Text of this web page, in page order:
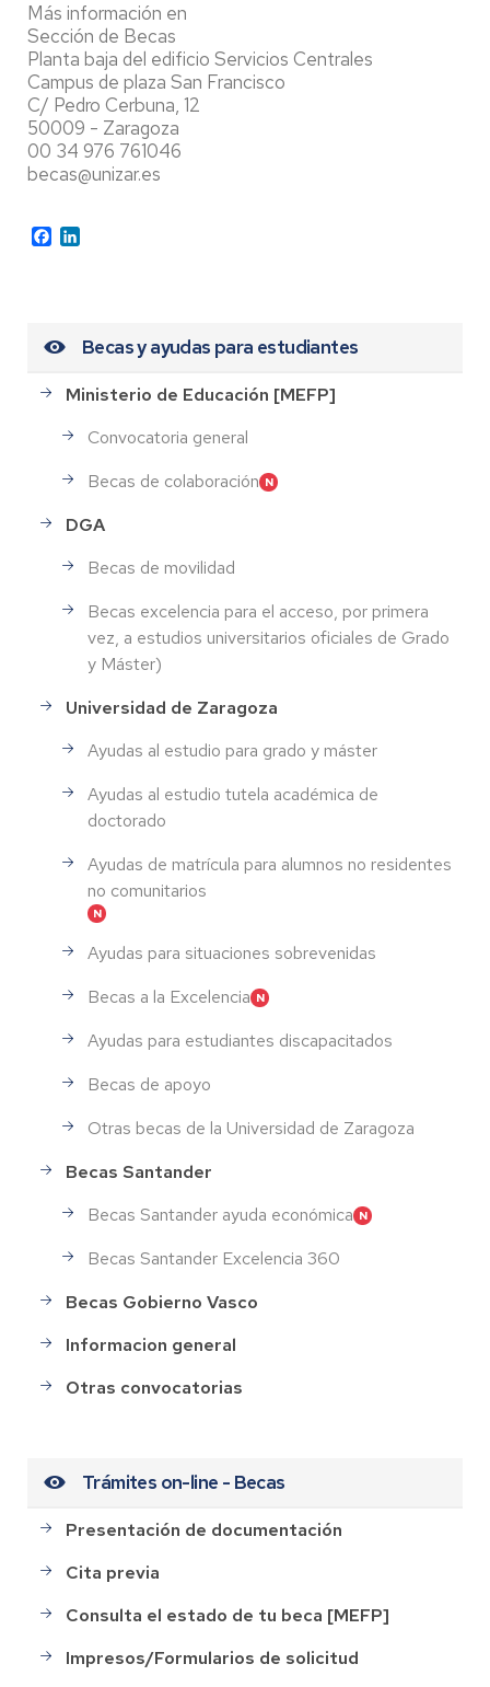
Más información en
Sección de Becas
Planta baja del edificio Servicios Centrales
Campus de plaza San Francisco
C/ Pedro Cerbuna, 12
50009 - Zaragoza
00 34 976 761046
becas@unizar.es
Facebook
Becas y ayudas para estudiantes
Ministerio de Educación [MEFP]
Convocatoria general
Becas de colaboración
DGA
Becas de movilidad
Becas excelencia para el acceso, por primera
vez, a estudios universitarios oficiales de Grado
y Máster)
Universidad de Zaragoza
Ayudas al estudio para grado y máster
Ayudas al estudio tutela académica de
doctorado
Ayudas de matrícula para alumnos no residentes
no comunitarios
Ayudas para situaciones sobrevenidas
Becas a la Excelencia
Ayudas para estudiantes discapacitados
Becas de apoyo
Otras becas de la Universidad de Zaragoza
Becas Santander
Becas Santander ayuda económica
Becas Santander Excelencia 360
Becas Gobierno Vasco
Informacion general
Otras convocatorias
Trámites on-line - Becas
Presentación de documentación
Cita previa
Consulta el estado de tu beca [MEFP]
Impresos/Formularios de solicitud